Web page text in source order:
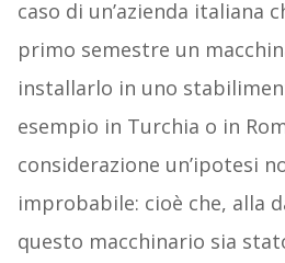
caso di un’azienda italiana
primo semestre un
installarlo in uno
esempio in Turchia o in
considerazione un’ipotesi
improbabile: cioè che, alla
questo macchinario sia